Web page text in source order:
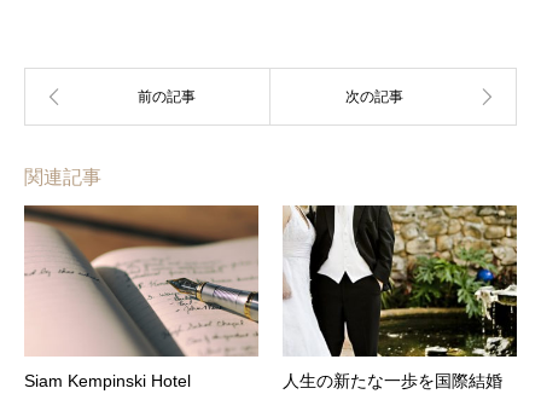
関連記事
Siam Kempinski Hotel
人生の新たな一歩を国際結婚